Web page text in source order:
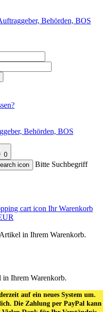
Behörden, BOS
Behörden, BOS
0
Bitte Suchbegriff
Ihr Warenkorb
in Ihrem Warenkorb.
in Ihrem Warenkorb.
auf ein neues System um.
Die Zahlung per PayPal kann